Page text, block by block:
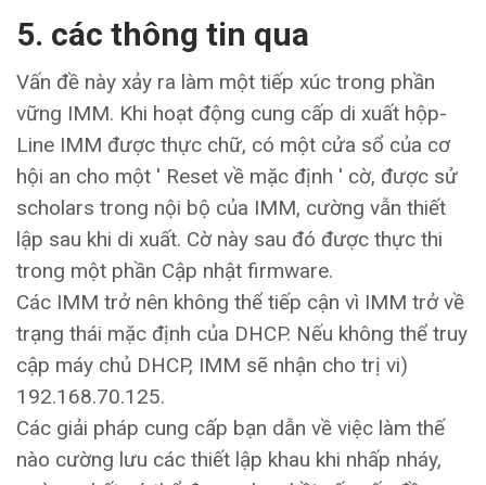
5. các thông tin qua
Vấn đề này xảy ra làm một tiếp xúc trong phần
vững IMM. Khi hoạt động cung cấp di xuất hộp-
Line IMM được thực chữ, có một cửa sổ của cơ
hội an cho một ' Reset về mặc định ' cờ, được sử
scholars trong nội bộ của IMM, cường vẫn thiết
lập sau khi di xuất. Cờ này sau đó được thực thi
trong một phần Cập nhật firmware.
Các IMM trở nên không thể tiếp cận vì IMM trở về
trạng thái mặc định của DHCP. Nếu không thể truy
cập máy chủ DHCP, IMM sẽ nhận cho trị vi)
192.168.70.125.
Các giải pháp cung cấp bạn dẫn về việc làm thế
nào cường lưu các thiết lập khau khi nhấp nháy,